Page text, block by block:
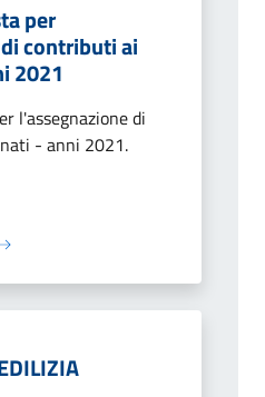
per
contributi ai
2021
l'assegnazione di
- anni 2021.